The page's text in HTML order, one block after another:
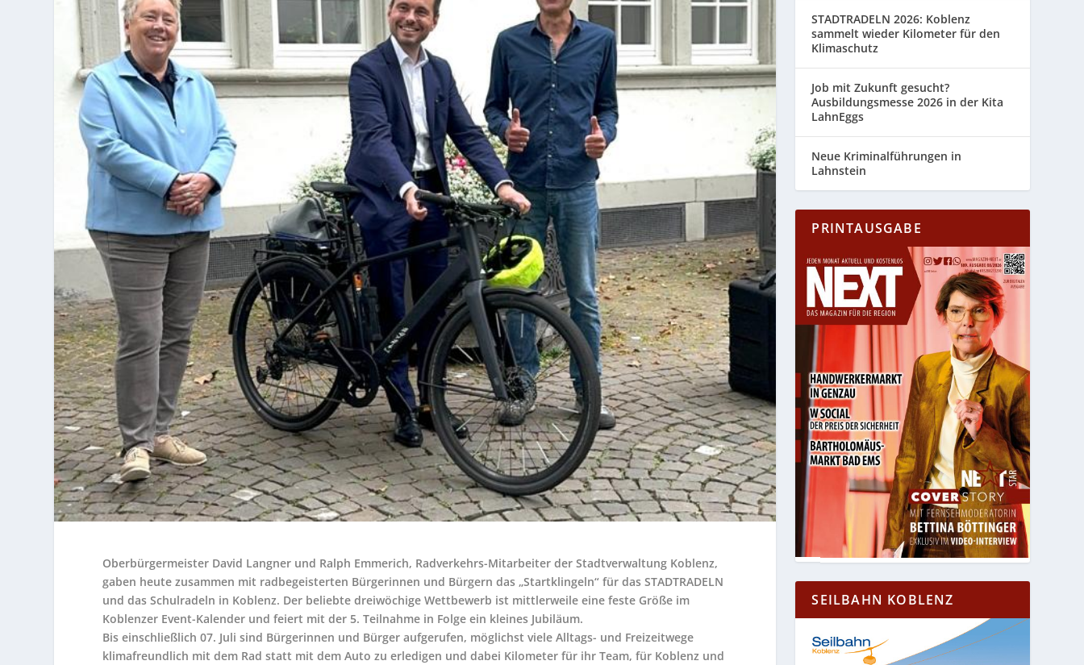
Oberbürgermeister David Langner und Ralph Emmerich, Radverkehrs-Mitarbeiter der Stadtverwaltung Koblenz,
gaben heute zusammen mit radbegeisterten Bürgerinnen und Bürgern das „Startklingeln“ für das STADTRADELN
und das Schulradeln in Koblenz. Der beliebte dreiwöchige Wettbewerb ist mittlerweile eine feste Größe im
Koblenzer Event-Kalender und feiert mit der 5. Teilnahme in Folge ein kleines Jubiläum.
Bis einschließlich 07. Juli sind Bürgerinnen und Bürger aufgerufen, möglichst viele Alltags- und Freizeitwege
klimafreundlich mit dem Rad statt mit dem Auto zu erledigen und dabei Kilometer für ihr Team, für Koblenz und
STADTRADELN 2026: Koblenz
sammelt wieder Kilometer für den
Klimaschutz
Job mit Zukunft gesucht?
Ausbildungsmesse 2026 in der Kita
LahnEggs
Neue Kriminalführungen in
Lahnstein
PRINTAUSGABE
SEILBAHN KOBLENZ